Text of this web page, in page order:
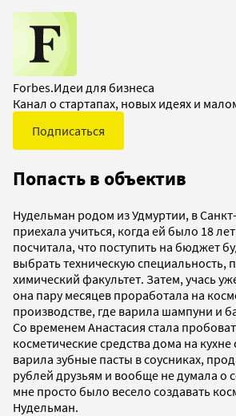
Forbes.Идеи для бизнеса
Канал о стартапах, новых идеях и
Подписаться
Попасть в объектив
Нудельман родом из Удмуртии, в
приехала учиться, когда ей было 18
посчитала, что поступить на бюджет
выбрать техническую специальность,
химический факультет. Затем, учась
она пару месяцев проработала на
производстве, где варила шампуни и
Со временем Анастасия стала
косметические средства дома на
варила зубные пасты в соусниках,
рублей друзьям и вообще не думала о
мне просто было весело создавать
Нудельман.